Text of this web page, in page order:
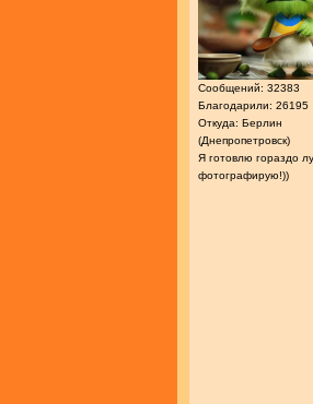
Сообщений: 32383
Благодарили: 26195
Откуда: Берлин
(Днепропетровск)
Я готовлю гораздо
фотографирую!))